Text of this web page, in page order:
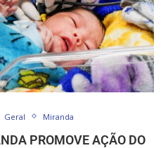
Geral Miranda
PROMOVE AÇÃO DO